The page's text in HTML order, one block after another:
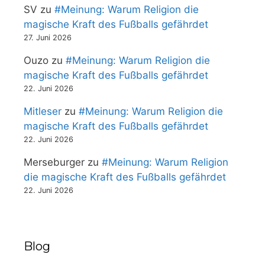
SV zu #Meinung: Warum Religion die
magische Kraft des Fußballs gefährdet
27. Juni 2026
Ouzo zu #Meinung: Warum Religion die
magische Kraft des Fußballs gefährdet
22. Juni 2026
Mitleser zu #Meinung: Warum Religion die
magische Kraft des Fußballs gefährdet
22. Juni 2026
Merseburger zu #Meinung: Warum Religion
die magische Kraft des Fußballs gefährdet
22. Juni 2026
Blog